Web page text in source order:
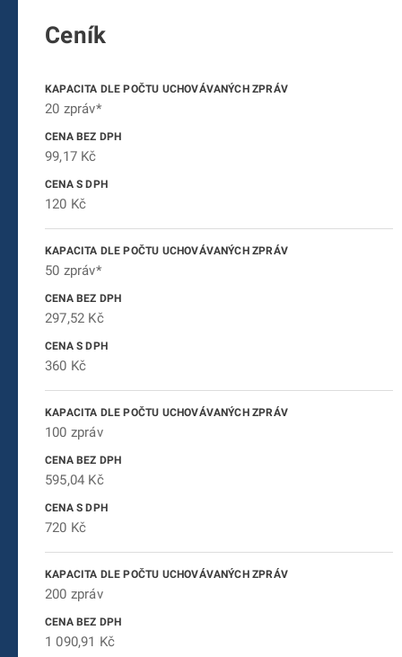
Ceník
20 zpráv*
99,17 Kč
120 Kč
50 zpráv*
297,52 Kč
360 Kč
100 zpráv
595,04 Kč
720 Kč
200 zpráv
1 090,91 Kč